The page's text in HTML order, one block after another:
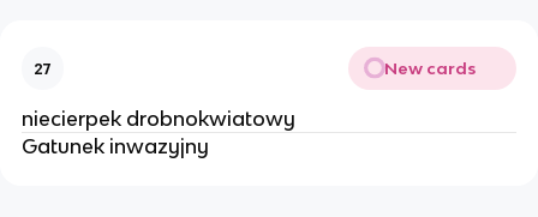
27 New cards
niecierpek drobnokwiatowy
Gatunek inwazyjny